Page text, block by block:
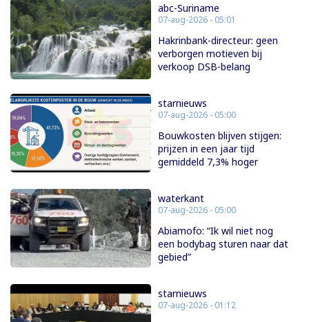
abc-Suriname
07-aug-2026 - 05:01
Hakrinbank-directeur: geen
verborgen motieven bij
verkoop DSB-belang
starnieuws
07-aug-2026 - 05:00
Bouwkosten blijven stijgen:
prijzen in een jaar tijd
gemiddeld 7,3% hoger
waterkant
07-aug-2026 - 05:00
Abiamofo: “Ik wil niet nog
een bodybag sturen naar dat
gebied”
starnieuws
07-aug-2026 - 01:12